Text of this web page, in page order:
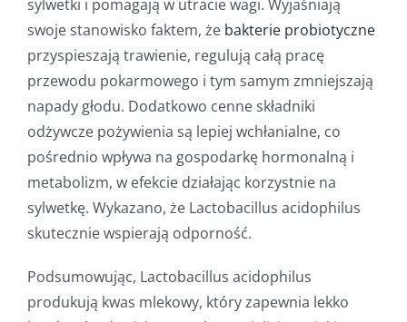
sylwetki i pomagają w utracie wagi. Wyjaśniają
swoje stanowisko faktem, że bakterie probiotyczne
przyspieszają trawienie, regulują całą pracę
przewodu pokarmowego i tym samym zmniejszają
napady głodu. Dodatkowo cenne składniki
odżywcze pożywienia są lepiej wchłanialne, co
pośrednio wpływa na gospodarkę hormonalną i
metabolizm, w efekcie działając korzystnie na
sylwetkę. Wykazano, że Lactobacillus acidophilus
skutecznie wspierają odporność.
Podsumowując, Lactobacillus acidophilus
produkują kwas mlekowy, który zapewnia lekko